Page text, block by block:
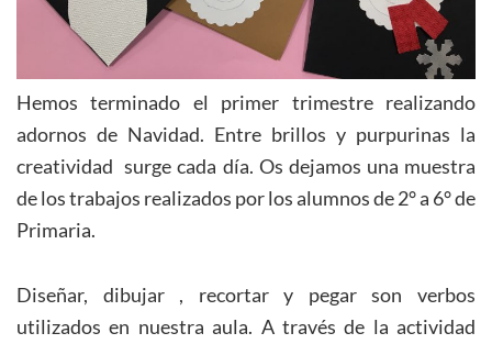
Hemos terminado el primer trimestre realizando
adornos de Navidad. Entre brillos y purpurinas la
creatividad surge cada día. Os dejamos una muestra
de los trabajos realizados por los alumnos de 2° a 6° de
Primaria.
Diseñar, dibujar , recortar y pegar son verbos
utilizados en nuestra aula. A través de la actividad